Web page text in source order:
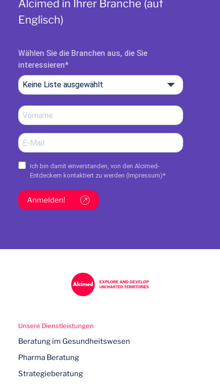
sich zu differenzieren, indem sie
Produkte anbieten, die als „natürlicher“
das Vertrauen der Verbraucher in ihre
Produkte zu stärken, indem sie mehr
Transparenz über deren
Zusammensetzung schaffen
die Risiken zu verringern, die mit dem
Einsatz umstrittener Zutaten wie
Alcimed in Ihrer Branche (auf
Englisch)
Wählen Sie die Branchen aus, die Sie
interessieren
Keine Liste ausgewählt
Ich bin damit einverstanden, von den Alcimed-
Entdeckern kontaktiert zu werden (Impressum)*
Anmelden!
Unsere Dienstleistungen
Beratung im Gesundheitswesen
Pharma Beratung
Strategieberatung